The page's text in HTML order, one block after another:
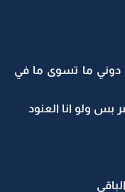
دوني ما تسوى ما في
ولو انا العنود